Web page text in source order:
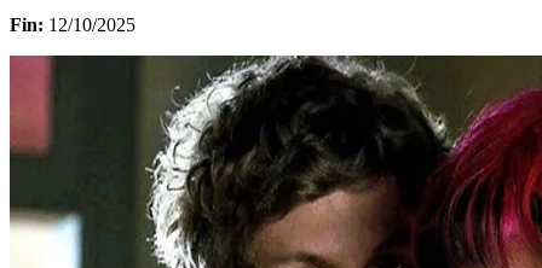
Fin: 12/10/2025